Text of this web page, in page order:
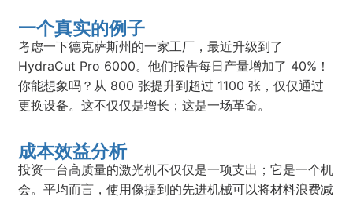
一个真实的例子
考虑一下德克萨斯州的一家工厂，最近升级到了
HydraCut Pro 6000。他们报告每日产量增加了 40%！
你能想象吗？从 800 张提升到超过 1100 张，仅仅通过
更换设备。这不仅仅是增长；这是一场革命。
成本效益分析
投资一台高质量的激光机不仅仅是一项支出；它是一个机
会。平均而言，使用像提到的先进机械可以将材料浪费减